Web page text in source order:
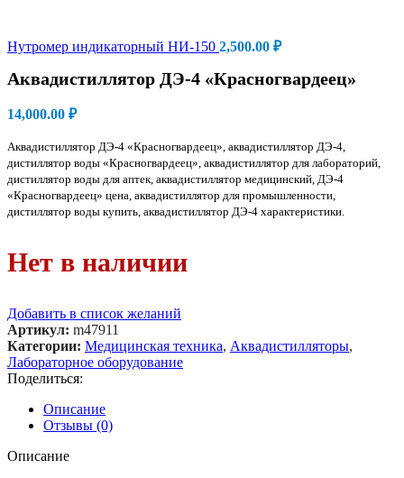
Нутромер индикаторный НИ-150 2,500.00 ₽
Аквадистиллятор ДЭ-4 «Красногвардеец»
14,000.00 ₽
Аквадистиллятор ДЭ-4 «Красногвардеец», аквадистиллятор ДЭ-4,
дистиллятор воды «Красногвардеец», аквадистиллятор для лабораторий,
дистиллятор воды для аптек, аквадистиллятор медицинский, ДЭ-4
«Красногвардеец» цена, аквадистиллятор для промышленности,
дистиллятор воды купить, аквадистиллятор ДЭ-4 характеристики.
Нет в наличии
Добавить в список желаний
Артикул: m47911
Категории: Медицинская техника, Аквадистилляторы,
Лабораторное оборудование
Поделиться:
Описание
Отзывы (0)
Описание